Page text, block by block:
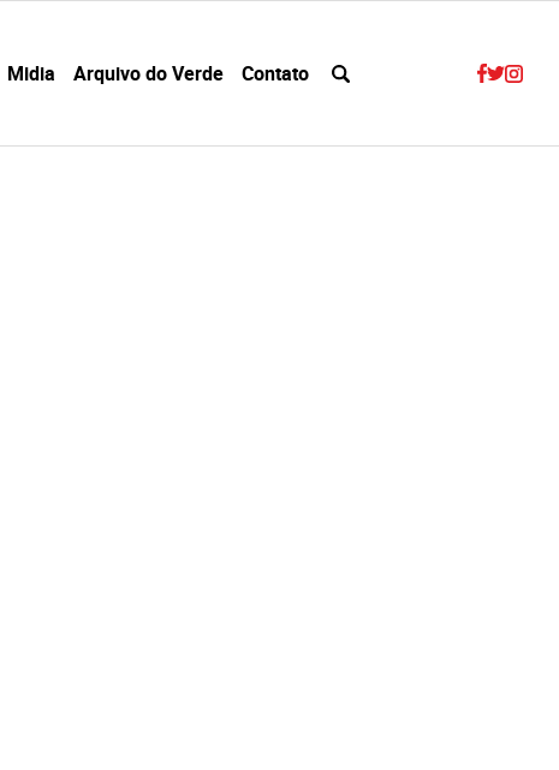
Midia Arquivo do Verde Contato